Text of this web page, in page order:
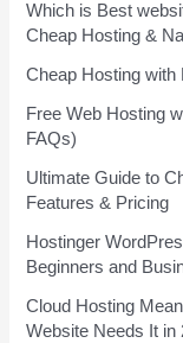
Which is Best
Cheap Hosting &
Cheap Hosting with
Free Web Hosting
FAQs)
Ultimate Guide to
Features & Pricing
Hostinger
Beginners and
Cloud Hosting
Website Needs It in